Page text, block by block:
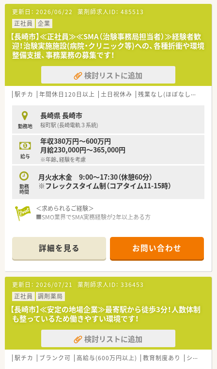
を担える方を募集中です。
■地域のかかりつけ薬局として、患者様一人ひとりに寄り添った
対応ができる方を求めています。
■これまでの経験を活かして、即戦力として店舗を牽引していた
だける方には最適な環境です。
【法人特徴について】
■福岡県と長崎市に密着して店舗を展開しており、地域医療への
貢献を大切にしている法人です。
■患者様との信頼関係を重視し、在宅医療など地域の健康を多角
的にサポートしています。
境作りに力を入れています。
【求人情報について】
■管理薬剤師の募集であり、これまでのご経験やスキルを考慮し
て給与等が決定されます。
■年収は600万円から最大650万円まで相談可能となっており、
高待遇が期待できる求人です。
に安心して就業できる環境です。
更新日： 2026/06/22 薬剤師求人ID： 485513
正社員
企業
【長崎市】≪正社員≫≪SMA（治験事務局担当者）≫経験者歓
迎！治験実施施設(病院・クリニック等)への、各種折衝や環境
整備支援、事務業務の募集です！
検討リストに追加
駅チカ 年間休日120日以上 土日祝休み 残業なし(ほぼなし含む)
勤務地
長崎県 長崎市
桜町駅 (長崎電軌３系統)
給与
年収380万円～600万円
月給230,000円～365,000円
※年齢、経験を考慮
勤務
時間
月火水木金 9:00～17:30（休憩60分）
※フレックスタイム制（コアタイム11-15時）
＜求められるご経験＞
■SMO業界でSMA実務経験が2年以上ある方
■SMA業務
治験実施施設(病院・クリニック等)に対し、実施のための各種折
衝や環境整備支援、事務業務などを担当していただきます。
（代表的な業務内容）
・治験実施施設の医師への案件打診
・契約書作成、締結
・CRCの勉強会や治験実施施設での説明会の調整
・安全性等を審議する専門委員会(IRB)への対応支援
・その他資料作成支援、必須文書作成～保管 等
＜こんな職場環境です＞
■最寄駅から徒歩3分の立地にあり、周辺には市役所などがある
オフィス街での勤務です。
■飲食店やコンビニなども多くございますので、お昼休憩時も大
詳細を見る お問い合わせ
更新日： 2026/07/21 薬剤師求人ID： 336453
正社員
調剤薬局
【長崎市】≪安定の地場企業≫最寄駅から徒歩3分！人数体制
も整っているため働きやすい環境です！
検討リストに追加
駅チカ ブランク可 高給与(600万円以上) 教育制度あり シフト制